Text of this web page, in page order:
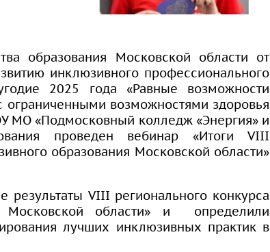
образования Московской области от
инклюзивного профессионального
2025 года «Равные возможности
возможностями здоровья
МО «Подмосковный колледж «Энергия» и
проведен вебинар «Итоги VIII
образования Московской области»
результаты VIII регионального конкурса
Московской области» и определили
лучших инклюзивных практик в